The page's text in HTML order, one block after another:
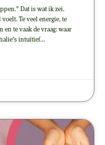
Dat is wat ik zei.
Te veel energie, te
en te vaak de vraag: waar
intuïtief…